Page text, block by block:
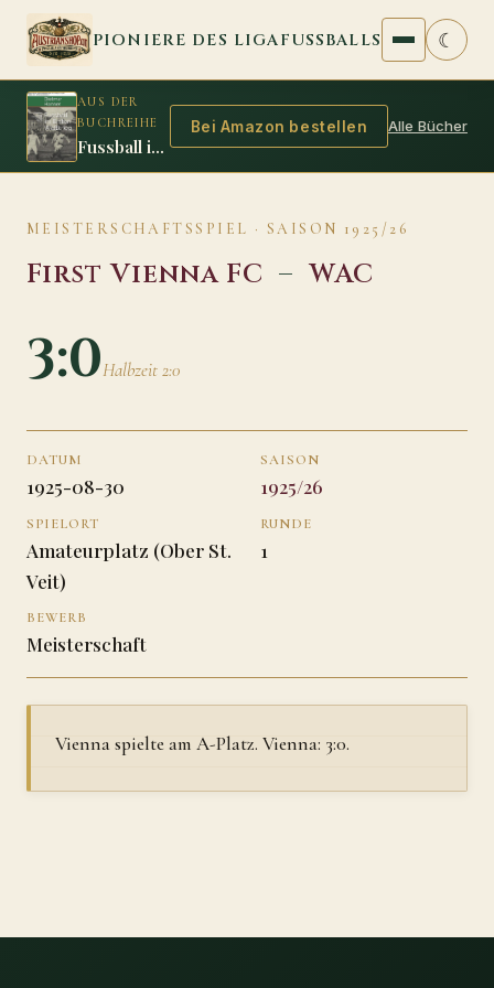
Zum Inhalt springen
PIONIERE DES LIGAFUSSBALLS ☾
AUS DER
BUCHREIHE
Fussball im Ersten Weltkrieg
Bei Amazon bestellen Alle Bücher
MEISTERSCHAFTSSPIEL · SAISON 1925/26
First Vienna FC –WAC
3:0Halbzeit 2:0
DATUM
1925-08-30
SAISON
1925/26
SPIELORT
Amateurplatz (Ober St.
Veit)
RUNDE
1
BEWERB
Meisterschaft
Vienna spielte am A-Platz. Vienna: 3:0.